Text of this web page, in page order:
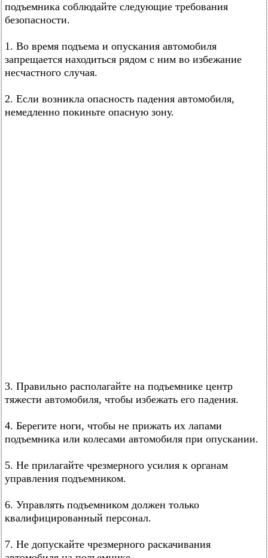
подъемника соблюдайте следующие требования
безопасности.
1. Во время подъема и опускания автомобиля
запрещается находиться рядом с ним во избежание
несчастного случая.
2. Если возникла опасность падения автомобиля,
немедленно покиньте опасную зону.
3. Правильно располагайте на подъемнике центр
тяжести автомобиля, чтобы избежать его падения.
4. Берегите ноги, чтобы не прижать их лапами
подъемника или колесами автомобиля при опускании.
5. Не прилагайте чрезмерного усилия к органам
управления подъемником.
6. Управлять подъемником должен только
квалифицированный персонал.
7. Не допускайте чрезмерного раскачивания